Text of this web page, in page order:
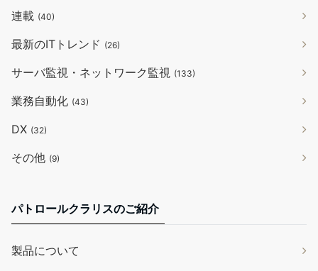
連載 (40)
最新のITトレンド (26)
サーバ監視・ネットワーク監視 (133)
業務自動化 (43)
DX (32)
その他 (9)
パトロールクラリスのご紹介
製品について